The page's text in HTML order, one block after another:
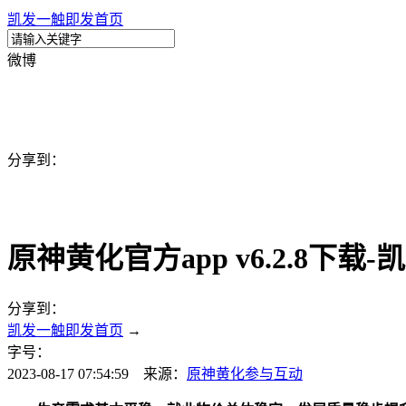
凯发一触即发首页
微博
分享到：
原神黄化官方app v6.2.8下载-
分享到：
凯发一触即发首页 →
字号：
2023-08-17 07:54:59 来源： 原神黄化参与互动